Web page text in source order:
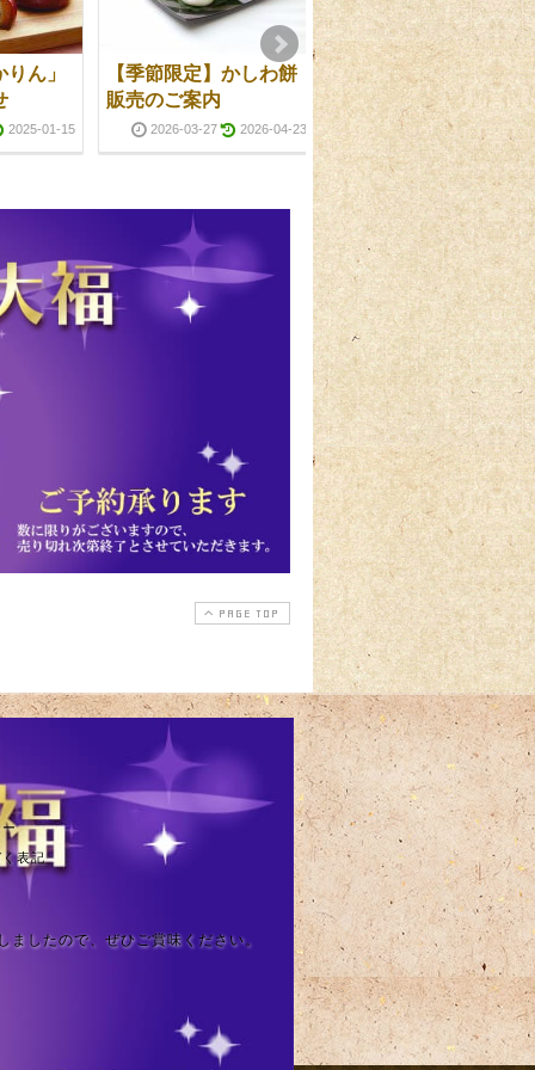
ん」
2025-01-15
【季節限定】かしわ餅
販売のご案内
2026-03-27 2026-04-23
年末年始の営業につい
て
2024-12-01 2024-12-
PAGE TOP
ー
表記
したので、ぜひご賞味ください。